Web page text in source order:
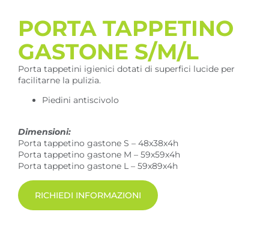
PORTA TAPPETINO
GASTONE S/M/L
Porta tappetini igienici dotati di superfici lucide per
facilitarne la pulizia.
Piedini antiscivolo
Dimensioni:
Porta tappetino gastone S – 48x38x4h
Porta tappetino gastone M – 59x59x4h
Porta tappetino gastone L – 59x89x4h
RICHIEDI INFORMAZIONI